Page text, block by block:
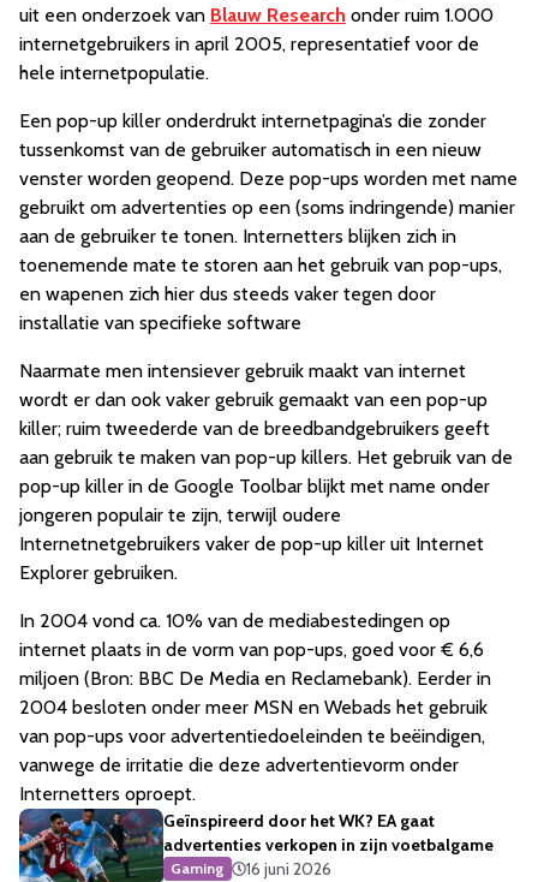
uit een onderzoek van Blauw Research onder ruim 1.000
internetgebruikers in april 2005, representatief voor de
hele internetpopulatie.
Een pop-up killer onderdrukt internetpagina’s die zonder
tussenkomst van de gebruiker automatisch in een nieuw
venster worden geopend. Deze pop-ups worden met name
gebruikt om advertenties op een (soms indringende) manier
aan de gebruiker te tonen. Internetters blijken zich in
toenemende mate te storen aan het gebruik van pop-ups,
en wapenen zich hier dus steeds vaker tegen door
installatie van specifieke software
Naarmate men intensiever gebruik maakt van internet
wordt er dan ook vaker gebruik gemaakt van een pop-up
killer; ruim tweederde van de breedbandgebruikers geeft
aan gebruik te maken van pop-up killers. Het gebruik van de
pop-up killer in de Google Toolbar blijkt met name onder
jongeren populair te zijn, terwijl oudere
Internetnetgebruikers vaker de pop-up killer uit Internet
Explorer gebruiken.
In 2004 vond ca. 10% van de mediabestedingen op
internet plaats in de vorm van pop-ups, goed voor € 6,6
miljoen (Bron: BBC De Media en Reclamebank). Eerder in
2004 besloten onder meer MSN en Webads het gebruik
van pop-ups voor advertentiedoeleinden te beëindigen,
vanwege de irritatie die deze advertentievorm onder
Internetters oproept.
Geïnspireerd door het WK? EA gaat
advertenties verkopen in zijn voetbalgame
Gaming
16 juni 2026